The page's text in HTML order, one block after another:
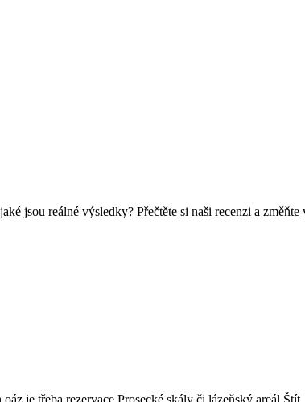
jsou reálné výsledky? Přečtěte si naši recenzi a
je třeba rezervace Prosecké skály či lázeňský areál